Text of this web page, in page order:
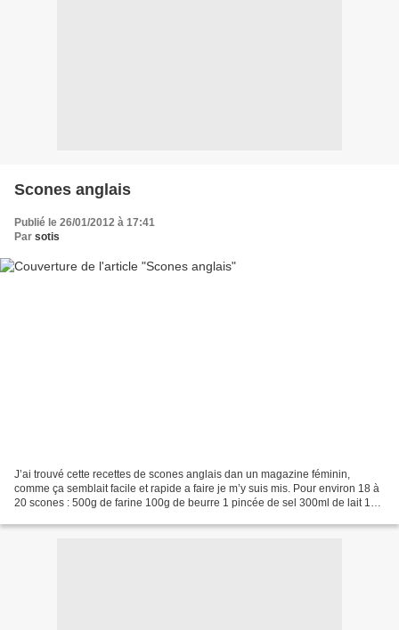
Scones anglais
Publié le 26/01/2012 à 17:41
Par sotis
J’ai trouvé cette recettes de scones anglais dan un magazine féminin,
comme ça semblait facile et rapide a faire je m’y suis mis. Pour environ 18 à
20 scones : 500g de farine 100g de beurre 1 pincée de sel 300ml de lait 1